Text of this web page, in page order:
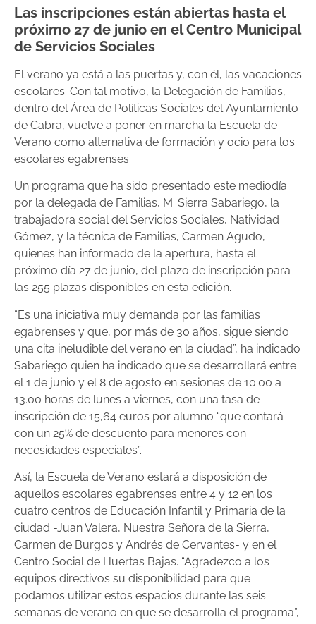
Las inscripciones están abiertas hasta el
próximo 27 de junio en el Centro Municipal
de Servicios Sociales
El verano ya está a las puertas y, con él, las vacaciones
escolares. Con tal motivo, la Delegación de Familias,
dentro del Área de Políticas Sociales del Ayuntamiento
de Cabra, vuelve a poner en marcha la Escuela de
Verano como alternativa de formación y ocio para los
escolares egabrenses.
Un programa que ha sido presentado este mediodía
por la delegada de Familias, M. Sierra Sabariego, la
trabajadora social del Servicios Sociales, Natividad
Gómez, y la técnica de Familias, Carmen Agudo,
quienes han informado de la apertura, hasta el
próximo día 27 de junio, del plazo de inscripción para
las 255 plazas disponibles en esta edición.
“Es una iniciativa muy demanda por las familias
egabrenses y que, por más de 30 años, sigue siendo
una cita ineludible del verano en la ciudad”, ha indicado
Sabariego quien ha indicado que se desarrollará entre
el 1 de junio y el 8 de agosto en sesiones de 10.00 a
13.00 horas de lunes a viernes, con una tasa de
inscripción de 15,64 euros por alumno “que contará
con un 25% de descuento para menores con
necesidades especiales”.
Así, la Escuela de Verano estará a disposición de
aquellos escolares egabrenses entre 4 y 12 en los
cuatro centros de Educación Infantil y Primaria de la
ciudad -Juan Valera, Nuestra Señora de la Sierra,
Carmen de Burgos y Andrés de Cervantes- y en el
Centro Social de Huertas Bajas. “Agradezco a los
equipos directivos su disponibilidad para que
podamos utilizar estos espacios durante las seis
semanas de verano en que se desarrolla el programa”,